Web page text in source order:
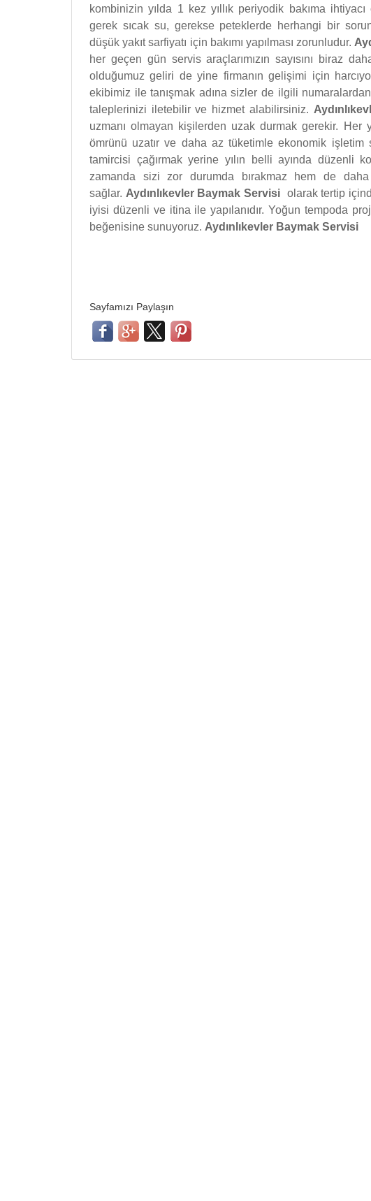
kombinizin yılda 1 kez yıllık periyodik bakıma ihtiyacı
gerek sıcak su, gerekse peteklerde herhangi bir
düşük yakıt sarfiyatı için bakımı yapılması zorunludur.
her geçen gün servis araçlarımızın sayısını biraz
olduğumuz geliri de yine firmanın gelişimi için
ekibimiz ile tanışmak adına sizler de ilgili
taleplerinizi iletebilir ve hizmet alabilirsiniz.
uzmanı olmayan kişilerden uzak durmak gerekir. Her
ömrünü uzatır ve daha az tüketimle ekonomik işletim
tamircisi çağırmak yerine yılın belli ayında düzenli
zamanda sizi zor durumda bırakmaz hem de daha
sağlar. Aydınlıkevler Baymak Servisi olarak tertip
iyisi düzenli ve itina ile yapılanıdır. Yoğun tempoda
beğenisine sunuyoruz. Aydınlıkevler Baymak Servisi
Sayfamızı Paylaşın